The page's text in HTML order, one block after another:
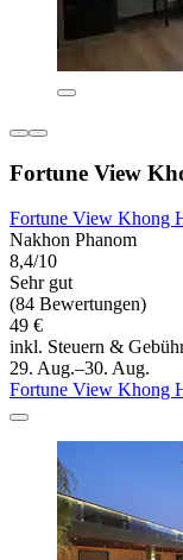
Fortune View
Fortune View Khong
Nakhon Phanom
8,4/10
Sehr gut
(84 Bewertungen)
49 €
inkl. Steuern &
29. Aug.–30. Aug.
Fortune View Khong